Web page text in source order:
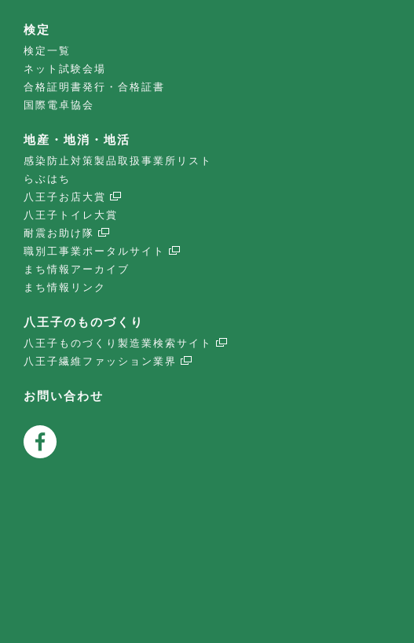
検定
検定一覧
ネット試験会場
合格証明書発行・合格証書
国際電卓協会
地産・地消・地活
感染防止対策製品取扱事業所リスト
らぶはち
八王子お店大賞
八王子トイレ大賞
耐震お助け隊
職別工事業ポータルサイト
まち情報アーカイブ
まち情報リンク
八王子のものづくり
八王子ものづくり製造業検索サイト
八王子繊維ファッション業界
お問い合わせ